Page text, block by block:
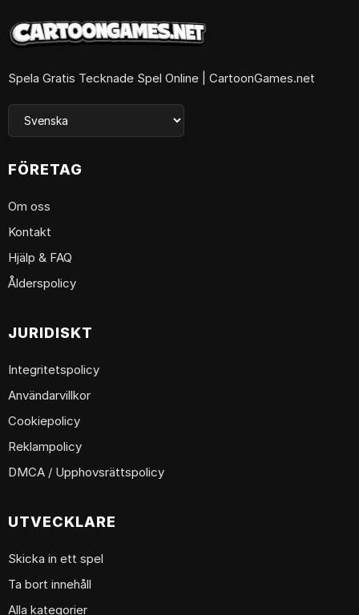
Spela Gratis Tecknade Spel Online | CartoonGames.net
FÖRETAG
Om oss
Kontakt
Hjälp & FAQ
Ålderspolicy
JURIDISKT
Integritetspolicy
Användarvillkor
Cookiepolicy
Reklampolicy
DMCA / Upphovsrättspolicy
UTVECKLARE
Skicka in ett spel
Ta bort innehåll
Alla kategorier